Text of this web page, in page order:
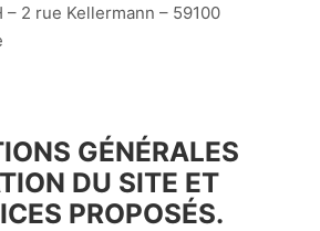
– 2 rue Kellermann – 59100
GÉNÉRALES
DU SITE ET
PROPOSÉS.